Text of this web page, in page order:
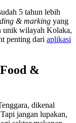
5 tahun lebih
& marking yang
unik wilayah Kolaka,
penting dari aplikasi
&
dikenal
jangan lupakan,